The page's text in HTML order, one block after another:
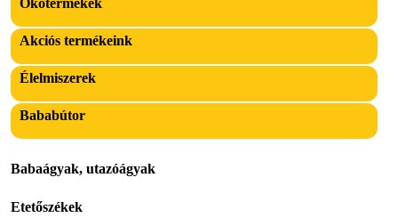
Ökotermékek
Akciós termékeink
Élelmiszerek
Bababútor
Babaágyak, utazóágyak
Etetőszékek